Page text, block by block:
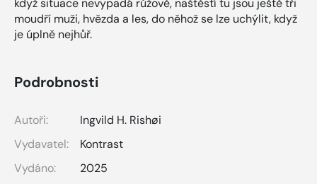
když situace nevypadá růžově, naštěstí tu jsou ještě tři
moudří muži, hvězda a les, do něhož se lze uchýlit, když
je úplně nejhůř.
Podrobnosti
Autoři:
Ingvild H. Rishøi
Vydavatel:
Kontrast
Vydáno:
2025